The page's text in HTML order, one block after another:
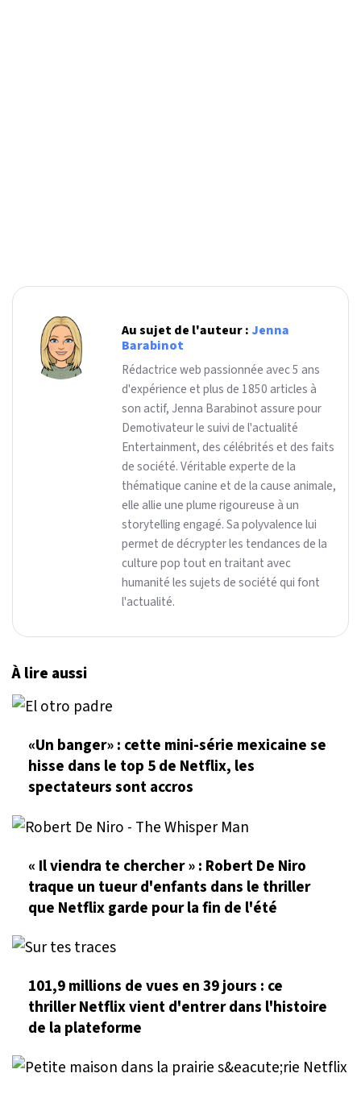
Au sujet de l'auteur : Jenna
Barabinot
Rédactrice web passionnée avec 5 ans
d'expérience et plus de 1850 articles à
son actif, Jenna Barabinot assure pour
Demotivateur le suivi de l'actualité
Entertainment, des célébrités et des faits
de société. Véritable experte de la
thématique canine et de la cause animale,
elle allie une plume rigoureuse à un
storytelling engagé. Sa polyvalence lui
permet de décrypter les tendances de la
culture pop tout en traitant avec
humanité les sujets de société qui font
l'actualité.
À lire aussi
«Un banger» : cette mini-série mexicaine se
hisse dans le top 5 de Netflix, les
spectateurs sont accros
« Il viendra te chercher » : Robert De Niro
traque un tueur d'enfants dans le thriller
que Netflix garde pour la fin de l'été
101,9 millions de vues en 39 jours : ce
thriller Netflix vient d'entrer dans l'histoire
de la plateforme